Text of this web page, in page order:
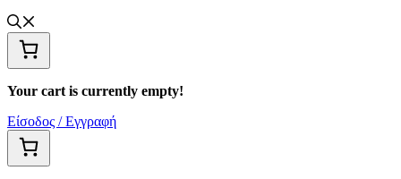
Your cart is currently empty!
Είσοδος / Εγγραφή